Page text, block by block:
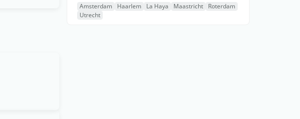
Amsterdam Haarlem La Haya Maastricht
Roterdam
Utrecht